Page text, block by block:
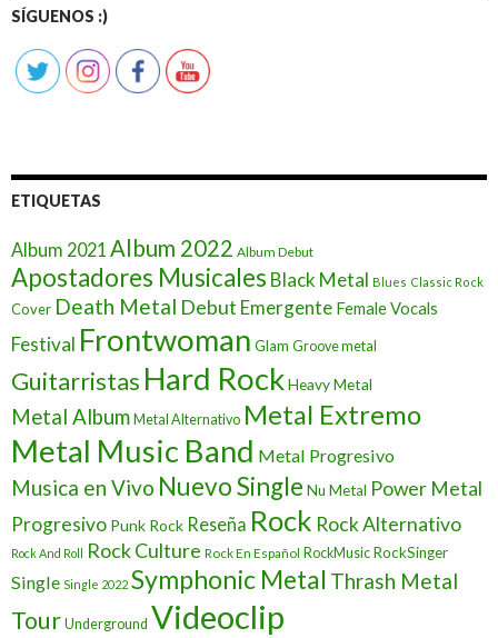
entradas
SÍGUENOS :)
ETIQUETAS
Album 2021 Album 2022 Album Debut
Apostadores Musicales Black Metal Blues Classic Rock
Cover Death Metal Debut Emergente Female Vocals
Festival Frontwoman Glam Groove metal
Guitarristas Hard RockHeavy Metal
Metal Album Metal Alternativo Metal Extremo
Metal Music Band Metal Progresivo
Musica en Vivo Nuevo Single Nu Metal Power Metal
Progresivo Punk Rock Reseña Rock Rock Alternativo
Rock And Roll Rock Culture Rock En Español RockMusic RockSinger
Single Single 2022 Symphonic Metal Thrash Metal
Tour Underground Videoclip